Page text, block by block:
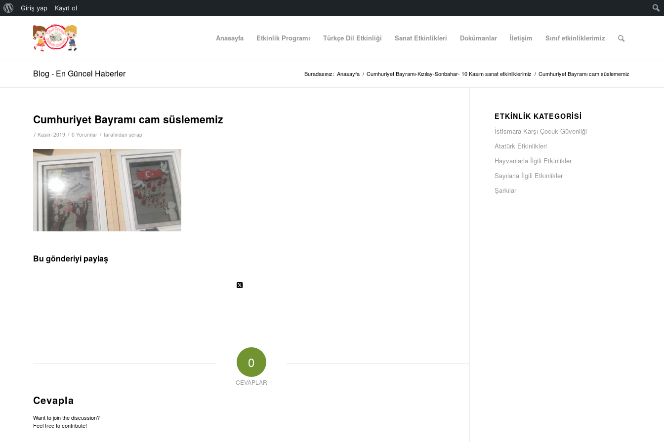
WordPress
Giriş yap Kayıt ol
Anasayfa Etkinlik Programı Türkçe Dil Etkinliği Sanat Etkinlikleri Dokümanlar İletişim Sınıf etkinliklerimiz
Blog - En Güncel Haberler Buradasınız: Anasayfa / Cumhuriyet Bayramı-Kızılay-Sonbahar- 10 Kasım sanat etkinliklerimiz / Cumhuriyet Bayramı cam süslememiz
Cumhuriyet Bayramı cam süslememiz
7 Kasım 2019 / 0 Yorumlar / tarafından serap
Bu gönderiyi paylaş
0
CEVAPLAR
Cevapla
Want to join the discussion?
Feel free to contribute!
ETKINLIK KATEGORISI
İstismara Karşı Çocuk Güvenliği
Atatürk Etkinlikleri
Hayvanlarla İlgili Etkinlikler
Sayılarla İlgili Etkinlikler
Şarkılar